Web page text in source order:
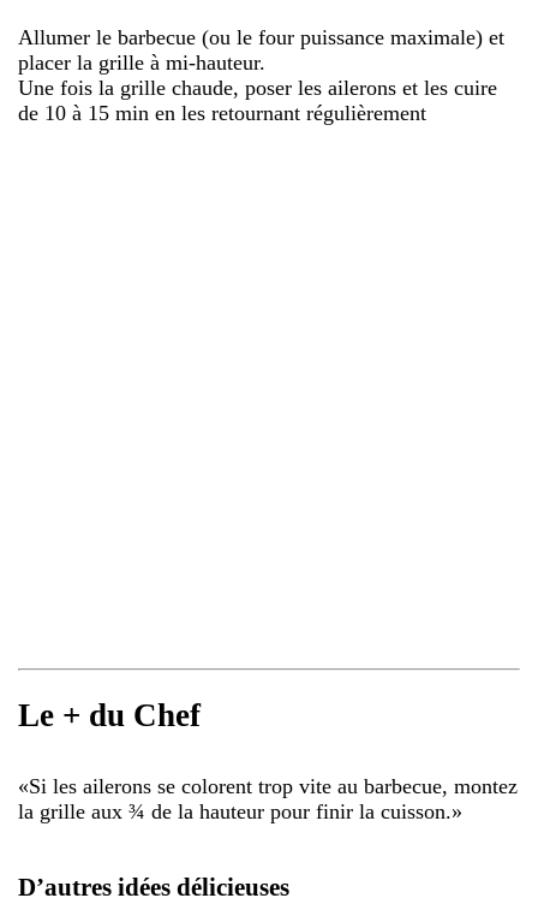
Allumer le barbecue (ou le four puissance maximale) et
placer la grille à mi-hauteur.
Une fois la grille chaude, poser les ailerons et les cuire
de 10 à 15 min en les retournant régulièrement
Le + du Chef
«Si les ailerons se colorent trop vite au barbecue, montez
la grille aux ¾ de la hauteur pour finir la cuisson.»
D’autres idées délicieuses